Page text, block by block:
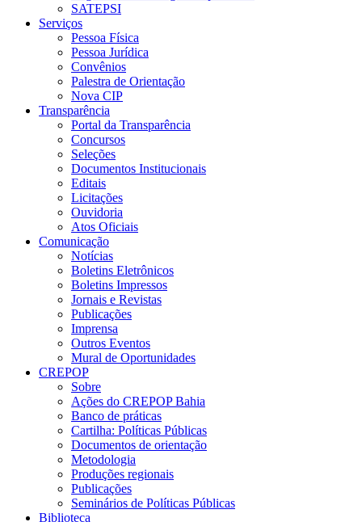
SATEPSI
Serviços
Pessoa Física
Pessoa Jurídica
Convênios
Palestra de Orientação
Nova CIP
Transparência
Portal da Transparência
Concursos
Seleções
Documentos Institucionais
Editais
Licitações
Ouvidoria
Atos Oficiais
Comunicação
Notícias
Boletins Eletrônicos
Boletins Impressos
Jornais e Revistas
Publicações
Imprensa
Outros Eventos
Mural de Oportunidades
CREPOP
Sobre
Ações do CREPOP Bahia
Banco de práticas
Cartilha: Políticas Públicas
Documentos de orientação
Metodologia
Produções regionais
Publicações
Seminários de Políticas Públicas
Biblioteca